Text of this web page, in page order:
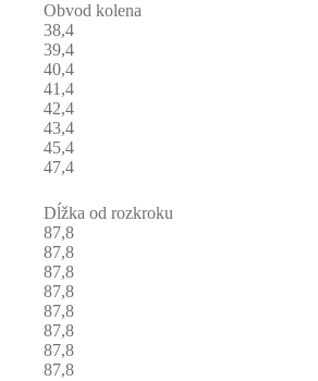
Obvod kolena
38,4
39,4
40,4
41,4
42,4
43,4
45,4
47,4
Dĺžka od rozkroku
87,8
87,8
87,8
87,8
87,8
87,8
87,8
87,8